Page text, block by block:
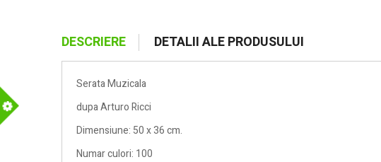
DESCRIERE DETALII ALE PRODUSULUI
Serata Muzicala
dupa Arturo Ricci
Dimensiune: 50 x 36 cm.
Numar culori: 100